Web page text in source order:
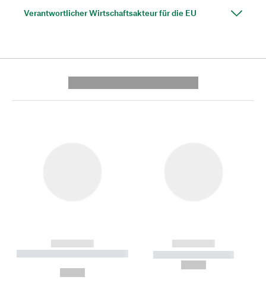
Verantwortlicher Wirtschaftsakteur für die EU
------------
----------- ----------- --------
------------
----------- -----------